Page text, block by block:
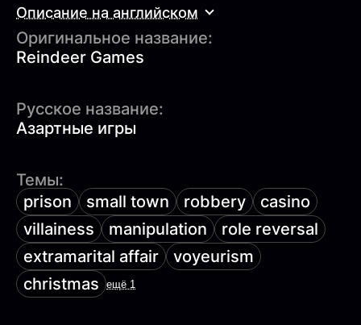
Описание на английском
Оригинальное название:
Reindeer Games
Русское название:
Азартные игры
Темы:
prison
small town robbery
casino
villainess
manipulation
role reversal
extramarital affair
voyeurism
christmas
ещё 1